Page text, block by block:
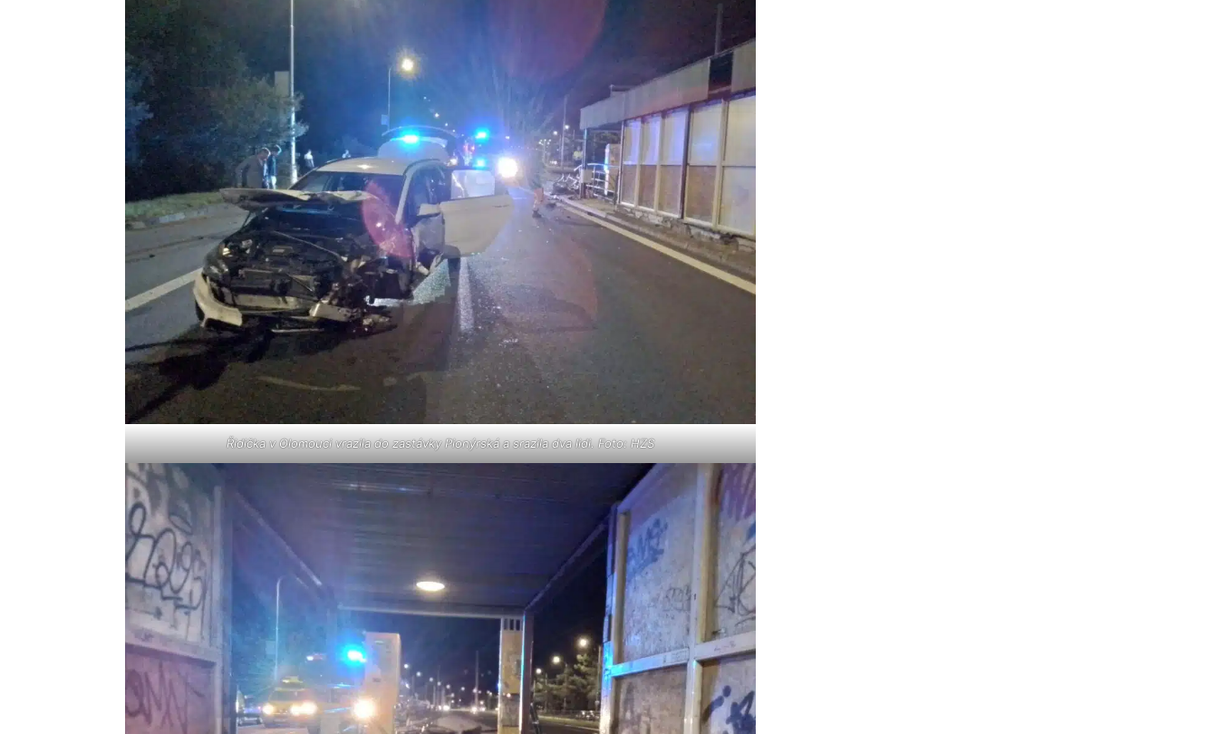
Řidička v Olomouci vrazila do zastávky Pionýrská a srazila dva lidi. Foto: HZS